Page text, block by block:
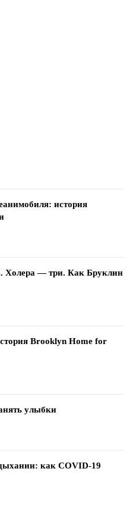
история
Холера — три. Как Бруклин
Brooklyn Home for
улыбки
как COVID-19